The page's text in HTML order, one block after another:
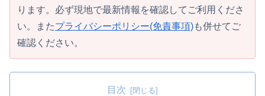
ります。必ず現地で最新情報を確認してご利用くださ
い。またプライバシーポリシー(免責事項)も併せてご
確認ください。
目次